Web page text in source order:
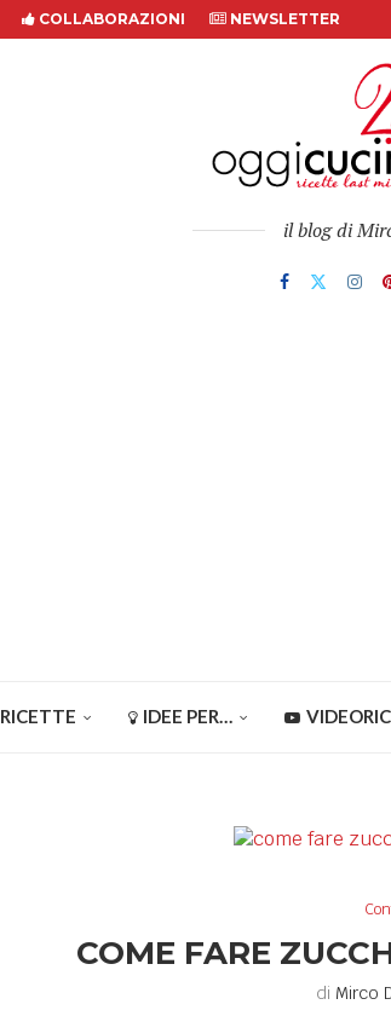
COLLABORAZIONI NEWSLETTER
il blog di
RICETTE IDEE PER…
COME FARE
di Mirco